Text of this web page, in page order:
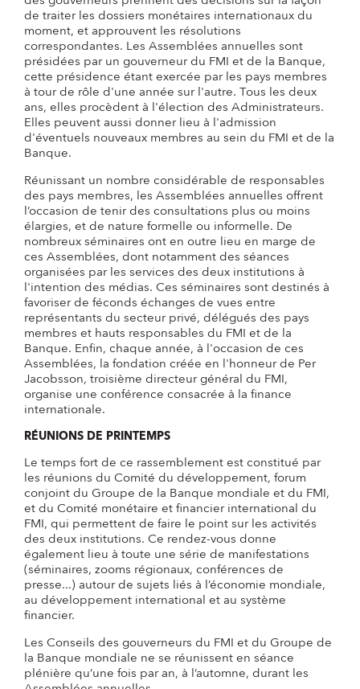
de traiter les dossiers monétaires internationaux du
moment, et approuvent les résolutions
correspondantes. Les Assemblées annuelles sont
présidées par un gouverneur du FMI et de la Banque,
cette présidence étant exercée par les pays membres
à tour de rôle d'une année sur l'autre. Tous les deux
ans, elles procèdent à l'élection des Administrateurs.
Elles peuvent aussi donner lieu à l'admission
d'éventuels nouveaux membres au sein du FMI et de la
Banque.
Réunissant un nombre considérable de responsables
des pays membres, les Assemblées annuelles offrent
l’occasion de tenir des consultations plus ou moins
élargies, et de nature formelle ou informelle. De
nombreux séminaires ont en outre lieu en marge de
ces Assemblées, dont notamment des séances
organisées par les services des deux institutions à
l'intention des médias. Ces séminaires sont destinés à
favoriser de féconds échanges de vues entre
représentants du secteur privé, délégués des pays
membres et hauts responsables du FMI et de la
Banque. Enfin, chaque année, à l'occasion de ces
Assemblées, la fondation créée en l'honneur de Per
Jacobsson, troisième directeur général du FMI,
organise une conférence consacrée à la finance
internationale.
RÉUNIONS DE PRINTEMPS
Le temps fort de ce rassemblement est constitué par
les réunions du Comité du développement, forum
conjoint du Groupe de la Banque mondiale et du FMI,
et du Comité monétaire et financier international du
FMI, qui permettent de faire le point sur les activités
des deux institutions. Ce rendez-vous donne
également lieu à toute une série de manifestations
(séminaires, zooms régionaux, conférences de
presse...) autour de sujets liés à l’économie mondiale,
au développement international et au système
financier.
Les Conseils des gouverneurs du FMI et du Groupe de
la Banque mondiale ne se réunissent en séance
plénière qu’une fois par an, à l’automne, durant les